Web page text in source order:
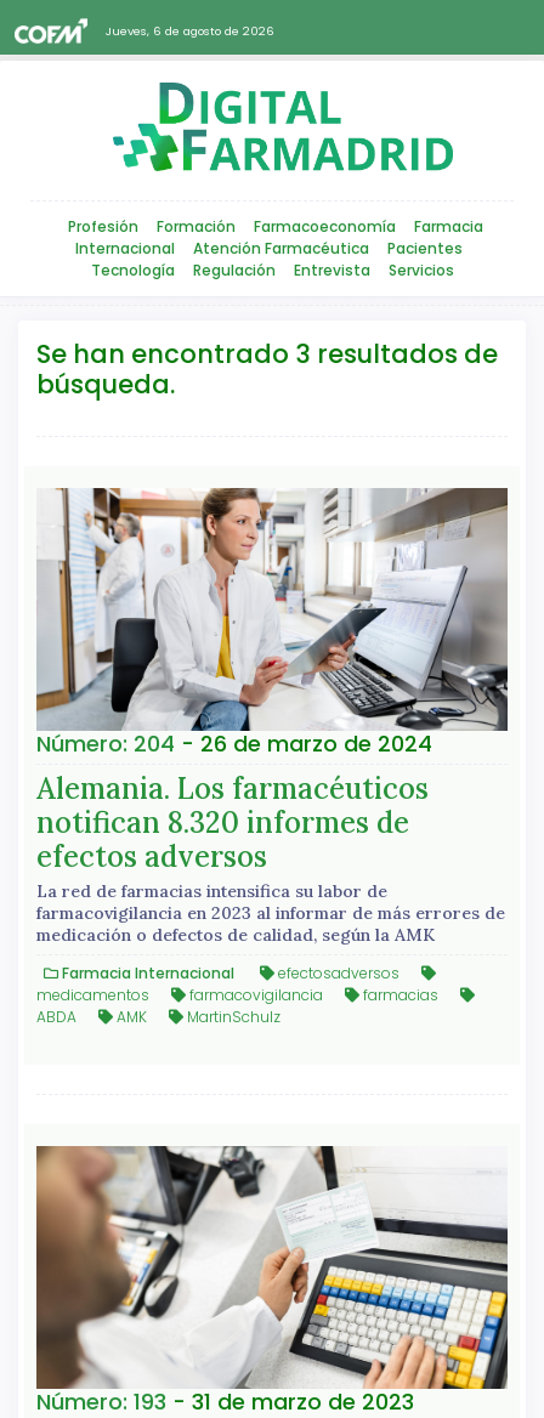
Jueves, 6 de agosto de 2026
Profesión Formación Farmacoeconomía
Farmacia
Internacional
Atención Farmacéutica
Pacientes
Tecnología
Regulación Entrevista Servicios
Se han encontrado 3 resultados de
búsqueda.
Número: 204 - 26 de marzo de 2024
Alemania. Los farmacéuticos
notifican 8.320 informes de
efectos adversos
La red de farmacias intensifica su labor de
farmacovigilancia en 2023 al informar de más errores de
medicación o defectos de calidad, según la AMK
Farmacia Internacional
efectosadversos
medicamentos
farmacovigilancia
farmacias
ABDA
AMK MartinSchulz
Número: 193 - 31 de marzo de 2023